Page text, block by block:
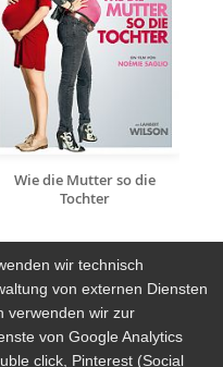
Wie die Mutter so die
Tochter
wir technisch
von externen Diensten
verwenden wir zur
von Google Analytics
click, Pinterest (Social